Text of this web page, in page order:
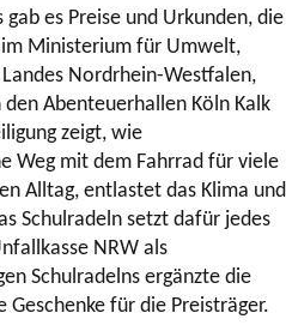
es Preise und Urkunden, die
Ministerium für Umwelt,
Nordrhein-Westfalen,
Abenteuerhallen Köln Kalk
zeigt, wie
Weg mit dem Fahrrad für viele
Alltag, entlastet das Klima und
Schulradeln setzt dafür jedes
NRW als
Schulradelns ergänzte die
Geschenke für die Preisträger.